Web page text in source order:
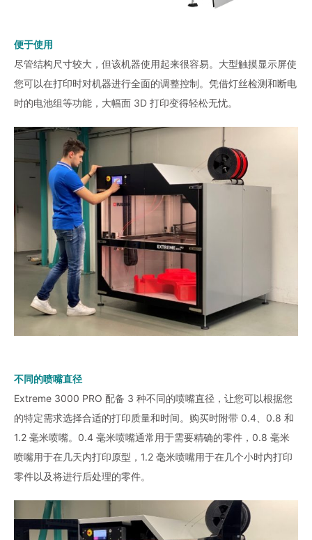
便于使用
尽管结构尺寸较大，但该机器使用起来很容易。大型触摸显示屏使
您可以在打印时对机器进行全面的调整控制。凭借灯丝检测和断电
时的电池组等功能，大幅面 3D 打印变得轻松无忧。
不同的喷嘴直径
Extreme 3000 PRO 配备 3 种不同的喷嘴直径，让您可以根据您
的特定需求选择合适的打印质量和时间。购买时附带 0.4、0.8 和
1.2 毫米喷嘴。0.4 毫米喷嘴通常用于需要精确的零件，0.8 毫米
喷嘴用于在几天内打印原型，1.2 毫米喷嘴用于在几个小时内打印
零件以及将进行后处理的零件。